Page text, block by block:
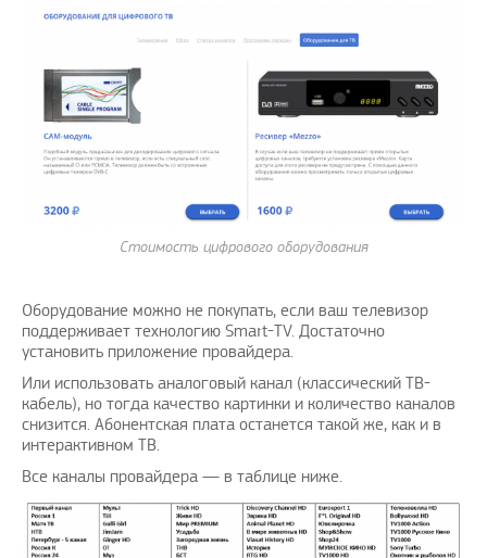
Стоимость цифрового оборудования
Оборудование можно не покупать, если ваш телевизор
поддерживает технологию Smart-TV. Достаточно
установить приложение провайдера.
Или использовать аналоговый канал (классический ТВ-
кабель), но тогда качество картинки и количество каналов
снизится. Абонентская плата останется такой же, как и в
интерактивном ТВ.
Все каналы провайдера — в таблице ниже.